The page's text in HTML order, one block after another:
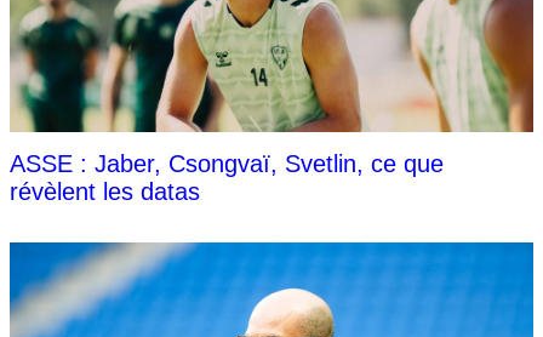
ASSE : Jaber, Csongvaï, Svetlin, ce que
révèlent les datas